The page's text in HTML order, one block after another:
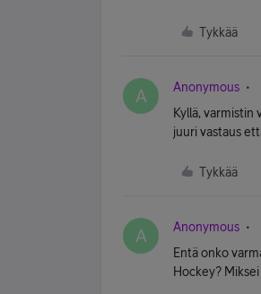
Tykkää
A Anonymous
Kyllä, varmistin
juuri vastaus
Tykkää
A Anonymous
Entä onko
Hockey?